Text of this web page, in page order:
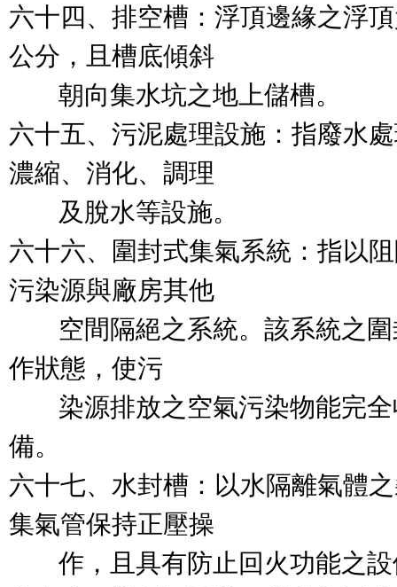
六十四、排空槽：浮頂邊緣之浮
公分，且槽底傾斜
朝向集水坑之地上儲槽。
六十五、污泥處理設施：指廢水
濃縮、消化、調理
及脫水等設施。
六十六、圍封式集氣系統：指以
污染源與廠房其他
空間隔絕之系統。該系統之圍
作狀態，使污
染源排放之空氣污染物能完全
備。
六十七、水封槽：以水隔離氣體
集氣管保持正壓操
作，且具有防止回火功能之設